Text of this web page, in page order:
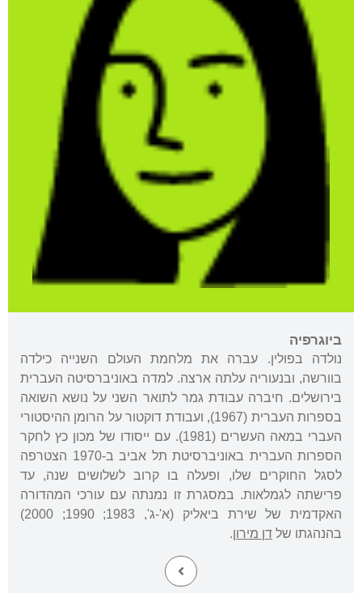
ביוגרפיה
נולדה בפולין. עברה את מלחמת העולם השנייה כילדה
בוורשה, ובנעוריה עלתה ארצה. למדה באוניברסיטה העברית
בירושלים. חיברה עבודת גמר לתואר השני על נושא השואה
בספרות העברית (1967), ועבודת דוקטור על הרומן ההיסטורי
העברי במאה העשרים (1981). עם ייסודו של מכון כץ לחקר
הספרות העברית באוניברסיטת תל אביב ב-1970 הצטרפה
לסגל החוקרים שלו, ופעלה בו קרוב לשלושים שנה, עד
פרישתה לגמלאות. במסגרת זו נמנתה עם עורכי המהדורה
האקדמית של שירת ביאליק (א'-ג', 1983; 1990; 2000)
בהנהגתו של דן מירון.